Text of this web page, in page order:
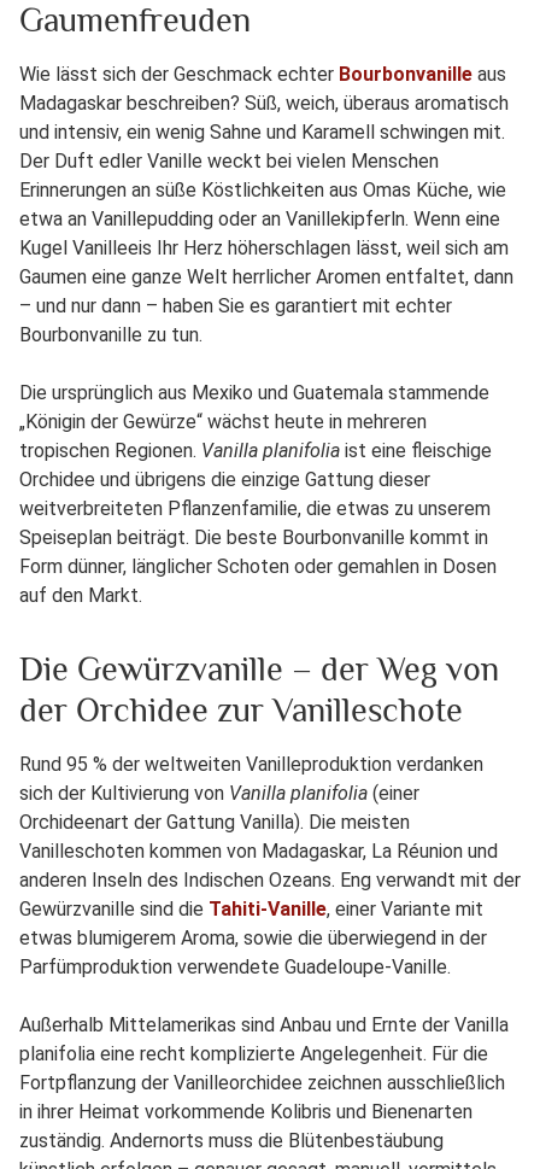
Gaumenfreuden
Wie lässt sich der Geschmack echter Bourbonvanille aus
Madagaskar beschreiben? Süß, weich, überaus aromatisch
und intensiv, ein wenig Sahne und Karamell schwingen mit.
Der Duft edler Vanille weckt bei vielen Menschen
Erinnerungen an süße Köstlichkeiten aus Omas Küche, wie
etwa an Vanillepudding oder an Vanillekipferln. Wenn eine
Kugel Vanilleeis Ihr Herz höherschlagen lässt, weil sich am
Gaumen eine ganze Welt herrlicher Aromen entfaltet, dann
– und nur dann – haben Sie es garantiert mit echter
Bourbonvanille zu tun.
Die ursprünglich aus Mexiko und Guatemala stammende
„Königin der Gewürze“ wächst heute in mehreren
tropischen Regionen. Vanilla planifolia ist eine fleischige
Orchidee und übrigens die einzige Gattung dieser
weitverbreiteten Pflanzenfamilie, die etwas zu unserem
Speiseplan beiträgt. Die beste Bourbonvanille kommt in
Form dünner, länglicher Schoten oder gemahlen in Dosen
auf den Markt.
Die Gewürzvanille – der Weg von
der Orchidee zur Vanilleschote
Rund 95 % der weltweiten Vanilleproduktion verdanken
sich der Kultivierung von Vanilla planifolia (einer
Orchideenart der Gattung Vanilla). Die meisten
Vanilleschoten kommen von Madagaskar, La Réunion und
anderen Inseln des Indischen Ozeans. Eng verwandt mit der
Gewürzvanille sind die Tahiti-Vanille, einer Variante mit
etwas blumigerem Aroma, sowie die überwiegend in der
Parfümproduktion verwendete Guadeloupe-Vanille.
Außerhalb Mittelamerikas sind Anbau und Ernte der Vanilla
planifolia eine recht komplizierte Angelegenheit. Für die
Fortpflanzung der Vanilleorchidee zeichnen ausschließlich
in ihrer Heimat vorkommende Kolibris und Bienenarten
zuständig. Andernorts muss die Blütenbestäubung